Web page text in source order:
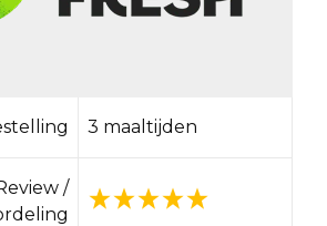
3 maaltijden
/